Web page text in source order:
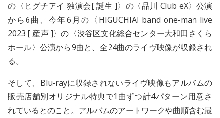
の〈ヒグチアイ 独演会[ 誕生 ]〉の〈品川 Club eX〉公演
から6曲、今年6月の〈HIGUCHIAI band one-man live
2023 [ 産声 ]〉の〈渋谷区文化総合センター大和田さくら
ホール〉公演から9曲と、全24曲のライヴ映像が収録され
る。
そして、Blu-rayに収録されないライヴ映像もアルバムの
販売店舗別オリジナル特典で1曲ずつ計4パターン用意さ
れているとのこと。アルバムのアートワークや曲順含む最